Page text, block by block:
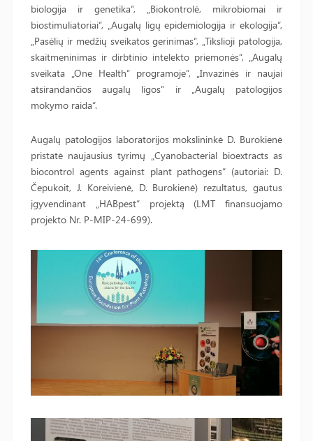
biologija ir genetika“, „Biokontrolė, mikrobiomai ir
biostimuliatoriai“, „Augalų ligų epidemiologija ir ekologija“,
„Pasėlių ir medžių sveikatos gerinimas“, „Tikslioji patologija,
skaitmeninimas ir dirbtinio intelekto priemonės“, „Augalų
sveikata „One Health“ programoje“, „Invazinės ir naujai
atsirandančios augalų ligos“ ir „Augalų patologijos
mokymo raida“.
Augalų patologijos laboratorijos mokslininkė D. Burokienė
pristatė naujausius tyrimų „Cyanobacterial bioextracts as
biocontrol agents against plant pathogens“ (autoriai: D.
Čepukoit, J. Koreivienė, D. Burokienė) rezultatus, gautus
įgyvendinant „HABpest“ projektą (LMT finansuojamo
projekto Nr. P-MIP-24-699).